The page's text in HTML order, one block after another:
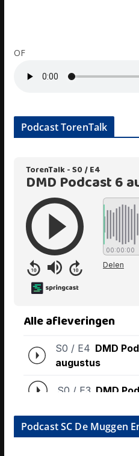
OF
Podcast TorenTalk
Podcast SC De Muggen